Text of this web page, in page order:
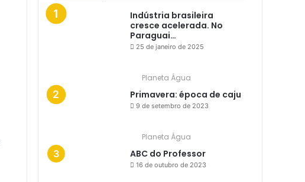
Indústria brasileira
cresce acelerada. No
Paraguai…
25 de janeiro de 2025
Planeta Água
Primavera: época de caju
9 de setembro de 2023
Planeta Água
ABC do Professor
16 de outubro de 2023